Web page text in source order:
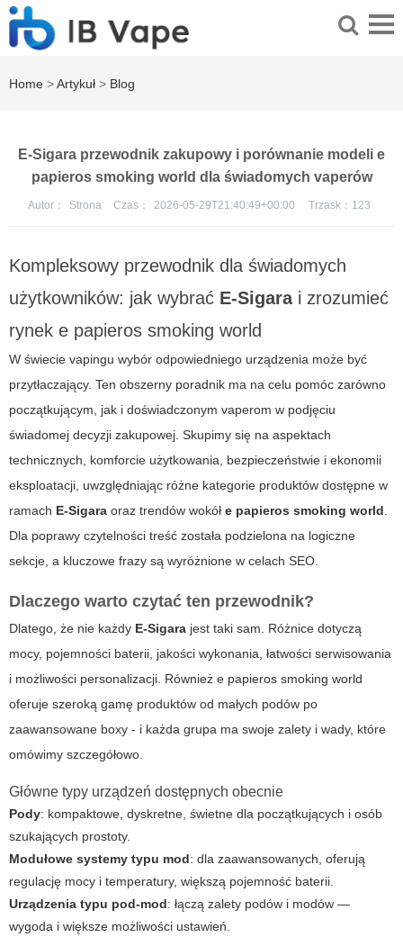
Home >Artykuł > Blog
E-Sigara przewodnik zakupowy i porównanie modeli e
papieros smoking world dla świadomych vaperów
Autor： Strona Czas： 2026-05-29T21:40:49+00:00 Trzask： 123
Kompleksowy przewodnik dla świadomych
użytkowników: jak wybrać E-Sigarai zrozumieć
rynek e papieros smoking world
W świecie vapingu wybór odpowiedniego urządzenia może być
przytłaczający. Ten obszerny poradnik ma na celu pomóc zarówno
początkującym, jak i doświadczonym vaperom w podjęciu
świadomej decyzji zakupowej. Skupimy się na aspektach
technicznych, komforcie użytkowania, bezpieczeństwie i ekonomii
eksploatacji, uwzględniając różne kategorie produktów dostępne w
ramach E-Sigara oraz trendów wokół e papieros smoking world.
Dla poprawy czytelności treść została podzielona na logiczne
sekcje, a kluczowe frazy są wyróżnione w celach SEO.
Dlaczego warto czytać ten przewodnik?
Dlatego, że nie każdy E-Sigara jest taki sam. Różnice dotyczą
mocy, pojemności baterii, jakości wykonania, łatwości serwisowania
i możliwości personalizacji. Również e papieros smoking world
oferuje szeroką gamę produktów od małych podów po
zaawansowane boxy - i każda grupa ma swoje zalety i wady, które
omówimy szczegółowo.
Główne typy urządzeń dostępnych obecnie
Pody: kompaktowe, dyskretne, świetne dla początkujących i osób
szukających prostoty.
Modułowe systemy typu mod: dla zaawansowanych, oferują
regulację mocy i temperatury, większą pojemność baterii.
Urządzenia typu pod-mod: łączą zalety podów i modów —
wygoda i większe możliwości ustawień.